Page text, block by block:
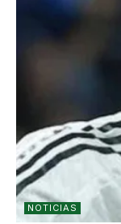
NOTICIAS